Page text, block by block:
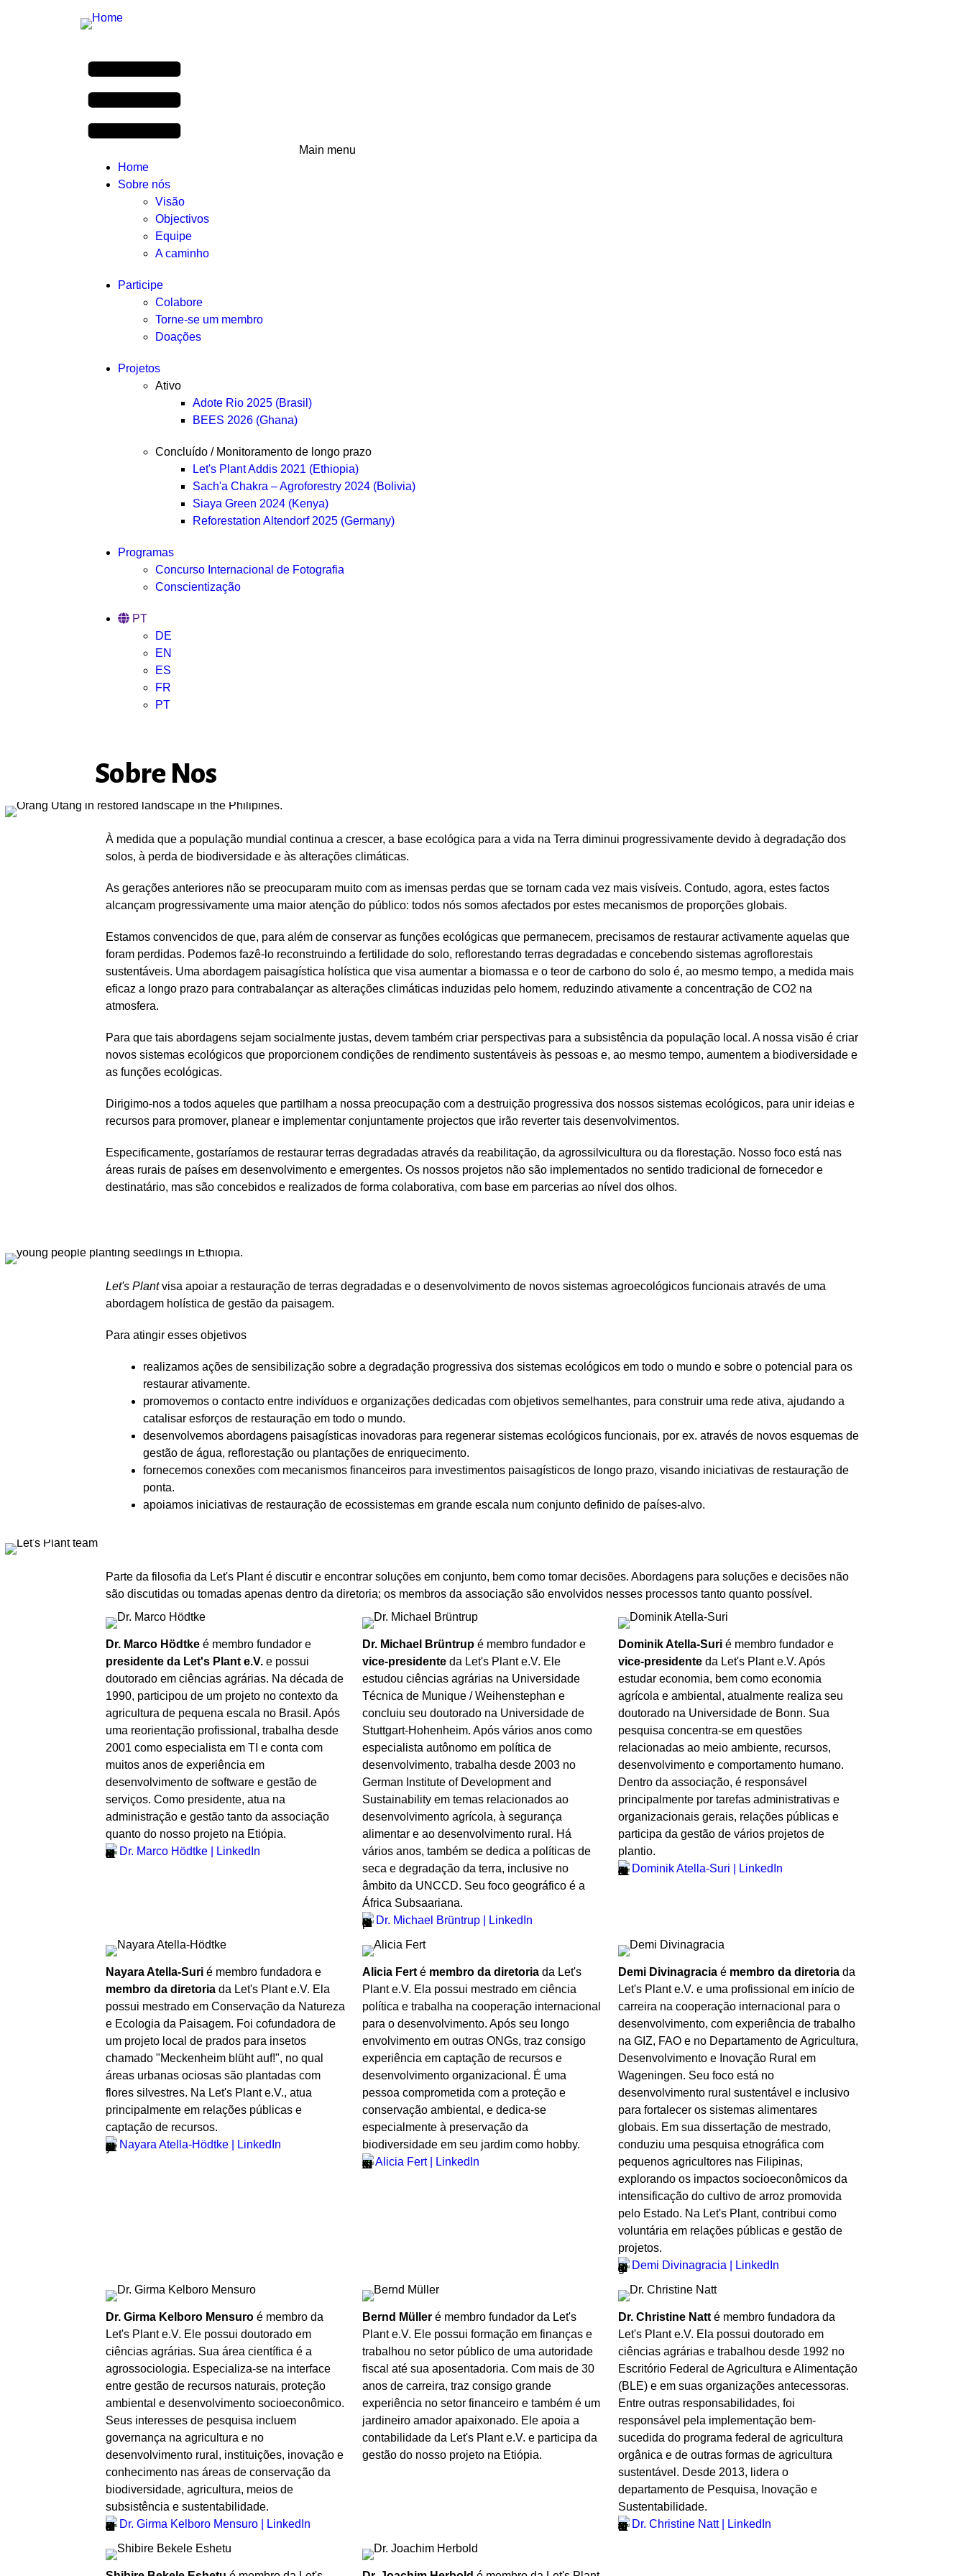
Main menu
Home
Sobre nós
Visão
Objectivos
Equipe
A caminho
Participe
Colabore
Torne-se um membro
Doações
Projetos
Ativo
Adote Rio 2025 (Brasil)
BEES 2026 (Ghana)
Concluído / Monitoramento de longo prazo
Let's Plant Addis 2021 (Ethiopia)
Sach'a Chakra – Agroforestry 2024 (Bolivia)
Siaya Green 2024 (Kenya)
Reforestation Altendorf 2025 (Germany)
Programas
Concurso Internacional de Fotografia
Conscientização
PT
DE
EN
ES
FR
PT
Sobre Nos
À medida que a população mundial continua a crescer, a base ecológica para a vida na Terra diminui progressivamente devido à degradação dos
solos, à perda de biodiversidade e às alterações climáticas.
As gerações anteriores não se preocuparam muito com as imensas perdas que se tornam cada vez mais visíveis. Contudo, agora, estes factos
alcançam progressivamente uma maior atenção do público: todos nós somos afectados por estes mecanismos de proporções globais.
Estamos convencidos de que, para além de conservar as funções ecológicas que permanecem, precisamos de restaurar activamente aquelas que
foram perdidas. Podemos fazê-lo reconstruindo a fertilidade do solo, reflorestando terras degradadas e concebendo sistemas agroflorestais
sustentáveis. Uma abordagem paisagística holística que visa aumentar a biomassa e o teor de carbono do solo é, ao mesmo tempo, a medida mais
eficaz a longo prazo para contrabalançar as alterações climáticas induzidas pelo homem, reduzindo ativamente a concentração de CO2 na
atmosfera.
Para que tais abordagens sejam socialmente justas, devem também criar perspectivas para a subsistência da população local. A nossa visão é criar
novos sistemas ecológicos que proporcionem condições de rendimento sustentáveis às pessoas e, ao mesmo tempo, aumentem a biodiversidade e
as funções ecológicas.
Dirigimo-nos a todos aqueles que partilham a nossa preocupação com a destruição progressiva dos nossos sistemas ecológicos, para unir ideias e
recursos para promover, planear e implementar conjuntamente projectos que irão reverter tais desenvolvimentos.
Especificamente, gostaríamos de restaurar terras degradadas através da reabilitação, da agrossilvicultura ou da florestação. Nosso foco está nas
áreas rurais de países em desenvolvimento e emergentes. Os nossos projetos não são implementados no sentido tradicional de fornecedor e
destinatário, mas são concebidos e realizados de forma colaborativa, com base em parcerias ao nível dos olhos.
Let's Plantvisa apoiar a restauração de terras degradadas e o desenvolvimento de novos sistemas agroecológicos funcionais através de uma
abordagem holística de gestão da paisagem.
Para atingir esses objetivos
realizamos ações de sensibilização sobre a degradação progressiva dos sistemas ecológicos em todo o mundo e sobre o potencial para os
restaurar ativamente.
promovemos o contacto entre indivíduos e organizações dedicadas com objetivos semelhantes, para construir uma rede ativa, ajudando a
catalisar esforços de restauração em todo o mundo.
desenvolvemos abordagens paisagísticas inovadoras para regenerar sistemas ecológicos funcionais, por ex. através de novos esquemas de
gestão de água, reflorestação ou plantações de enriquecimento.
fornecemos conexões com mecanismos financeiros para investimentos paisagísticos de longo prazo, visando iniciativas de restauração de
ponta.
apoiamos iniciativas de restauração de ecossistemas em grande escala num conjunto definido de países-alvo.
Parte da filosofia da Let's Plant é discutir e encontrar soluções em conjunto, bem como tomar decisões. Abordagens para soluções e decisões não
são discutidas ou tomadas apenas dentro da diretoria; os membros da associação são envolvidos nesses processos tanto quanto possível.
Dr. Marco Hödtke é membro fundador e
presidente da Let's Plant e.V. e possui
doutorado em ciências agrárias. Na década de
1990, participou de um projeto no contexto da
agricultura de pequena escala no Brasil. Após
uma reorientação profissional, trabalha desde
2001 como especialista em TI e conta com
muitos anos de experiência em
desenvolvimento de software e gestão de
serviços. Como presidente, atua na
administração e gestão tanto da associação
quanto do nosso projeto na Etiópia.
Dr. Marco Hödtke | LinkedIn
Dr. Michael Brüntrupé membro fundador e
vice-presidenteda Let's Plant e.V. Ele
estudou ciências agrárias na Universidade
Técnica de Munique / Weihenstephan e
concluiu seu doutorado na Universidade de
Stuttgart-Hohenheim. Após vários anos como
especialista autônomo em política de
desenvolvimento, trabalha desde 2003 no
German Institute of Development and
Sustainability em temas relacionados ao
desenvolvimento agrícola, à segurança
alimentar e ao desenvolvimento rural. Há
vários anos, também se dedica a políticas de
seca e degradação da terra, inclusive no
âmbito da UNCCD. Seu foco geográfico é a
África Subsaariana.
Dr. Michael Brüntrup | LinkedIn
Dominik Atella-Suri é membro fundador e
vice-presidente da Let's Plant e.V. Após
estudar economia, bem como economia
agrícola e ambiental, atualmente realiza seu
doutorado na Universidade de Bonn. Sua
pesquisa concentra-se em questões
relacionadas ao meio ambiente, recursos,
desenvolvimento e comportamento humano.
Dentro da associação, é responsável
principalmente por tarefas administrativas e
organizacionais gerais, relações públicas e
participa da gestão de vários projetos de
plantio.
Dominik Atella-Suri | LinkedIn
Nayara Atella-Suri é membro fundadora e
membro da diretoria da Let's Plant e.V. Ela
possui mestrado em Conservação da Natureza
e Ecologia da Paisagem. Foi cofundadora de
um projeto local de prados para insetos
chamado "Meckenheim blüht auf!", no qual
áreas urbanas ociosas são plantadas com
flores silvestres. Na Let's Plant e.V., atua
principalmente em relações públicas e
captação de recursos.
Nayara Atella-Hödtke | LinkedIn
Alicia Ferté membro da diretoriada Let's
Plant e.V. Ela possui mestrado em ciência
política e trabalha na cooperação internacional
para o desenvolvimento. Após seu longo
envolvimento em outras ONGs, traz consigo
experiência em captação de recursos e
desenvolvimento organizacional. É uma
pessoa comprometida com a proteção e
conservação ambiental, e dedica-se
especialmente à preservação da
biodiversidade em seu jardim como hobby.
Alicia Fert | LinkedIn
Demi Divinagracia é membro da diretoria da
Let's Plant e.V. e uma profissional em início de
carreira na cooperação internacional para o
desenvolvimento, com experiência de trabalho
na GIZ, FAO e no Departamento de Agricultura,
Desenvolvimento e Inovação Rural em
Wageningen. Seu foco está no
desenvolvimento rural sustentável e inclusivo
para fortalecer os sistemas alimentares
globais. Em sua dissertação de mestrado,
conduziu uma pesquisa etnográfica com
pequenos agricultores nas Filipinas,
explorando os impactos socioeconômicos da
intensificação do cultivo de arroz promovida
pelo Estado. Na Let's Plant, contribui como
voluntária em relações públicas e gestão de
projetos.
Demi Divinagracia | LinkedIn
Dr. Girma Kelboro Mensuro é membro da
Let's Plant e.V. Ele possui doutorado em
ciências agrárias. Sua área científica é a
agrossociologia. Especializa-se na interface
entre gestão de recursos naturais, proteção
ambiental e desenvolvimento socioeconômico.
Seus interesses de pesquisa incluem
governança na agricultura e no
desenvolvimento rural, instituições, inovação e
conhecimento nas áreas de conservação da
biodiversidade, agricultura, meios de
subsistência e sustentabilidade.
Dr. Girma Kelboro Mensuro | LinkedIn
Bernd Mülleré membro fundador da Let's
Plant e.V. Ele possui formação em finanças e
trabalhou no setor público de uma autoridade
fiscal até sua aposentadoria. Com mais de 30
anos de carreira, traz consigo grande
experiência no setor financeiro e também é um
jardineiro amador apaixonado. Ele apoia a
contabilidade da Let's Plant e.V. e participa da
gestão do nosso projeto na Etiópia.
Dr. Christine Natt é membro fundadora da
Let's Plant e.V. Ela possui doutorado em
ciências agrárias e trabalhou desde 1992 no
Escritório Federal de Agricultura e Alimentação
(BLE) e em suas organizações antecessoras.
Entre outras responsabilidades, foi
responsável pela implementação bem-
sucedida do programa federal de agricultura
orgânica e de outras formas de agricultura
sustentável. Desde 2013, lidera o
departamento de Pesquisa, Inovação e
Sustentabilidade.
Dr. Christine Natt | LinkedIn